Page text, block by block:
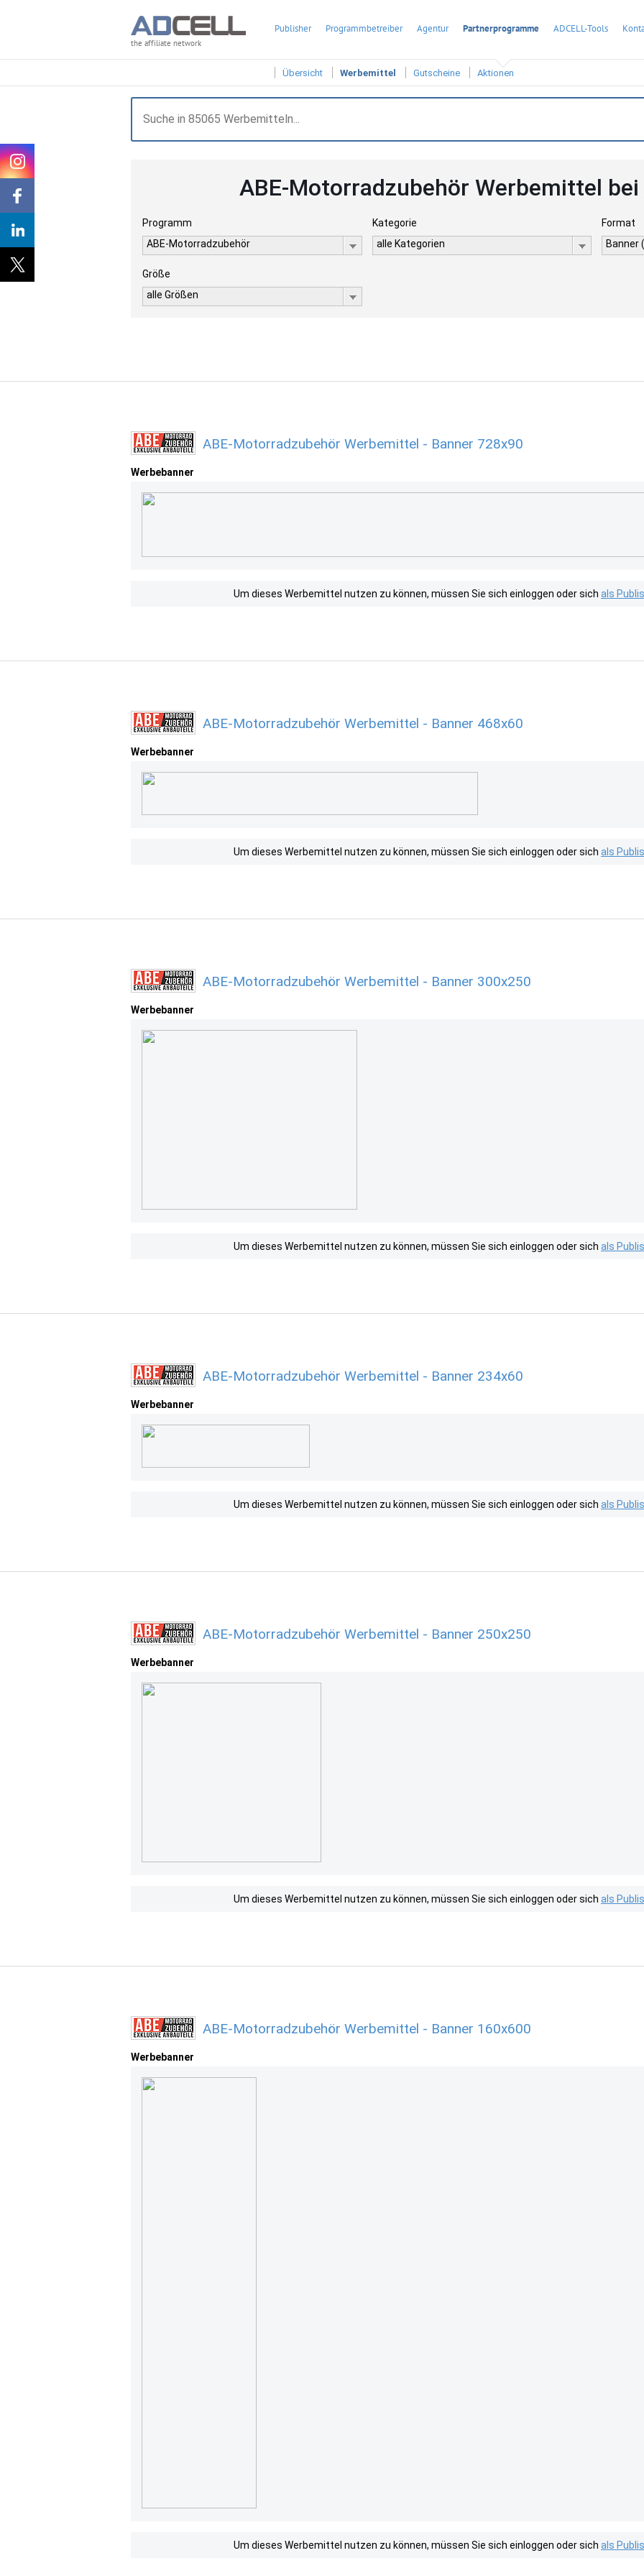
the affiliate network
Publisher Programmbetreiber Agentur Partnerprogramme ADCELL-Tools
Übersicht Werbemittel Gutscheine Aktionen
ABE-Motorradzubehör Werbemittel bei
Programm
ABE-Motorradzubehör
Kategorie
alle Kategorien
Format
Banner
Größe
alle Größen
ABE-Motorradzubehör Werbemittel - Banner 728x90
Werbebanner
Um dieses Werbemittel nutzen zu können, müssen Sie sich einloggen oder sich als
ABE-Motorradzubehör Werbemittel - Banner 468x60
Werbebanner
Um dieses Werbemittel nutzen zu können, müssen Sie sich einloggen oder sich als
ABE-Motorradzubehör Werbemittel - Banner 300x250
Werbebanner
Um dieses Werbemittel nutzen zu können, müssen Sie sich einloggen oder sich als
ABE-Motorradzubehör Werbemittel - Banner 234x60
Werbebanner
Um dieses Werbemittel nutzen zu können, müssen Sie sich einloggen oder sich als
ABE-Motorradzubehör Werbemittel - Banner 250x250
Werbebanner
Um dieses Werbemittel nutzen zu können, müssen Sie sich einloggen oder sich als
ABE-Motorradzubehör Werbemittel - Banner 160x600
Werbebanner
Um dieses Werbemittel nutzen zu können, müssen Sie sich einloggen oder sich als